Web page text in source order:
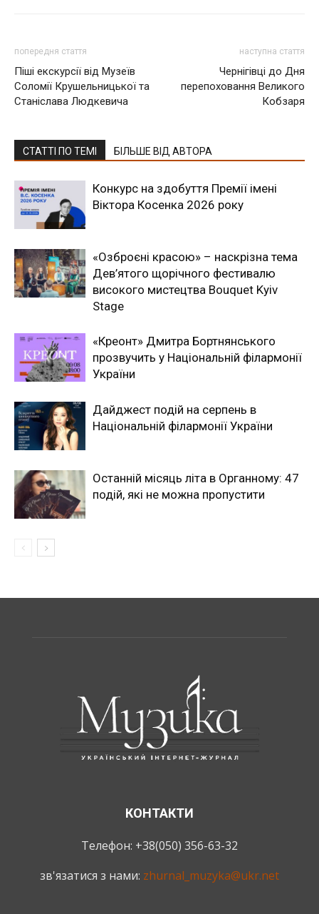
попередня стаття
Піші екскурсії від Музеїв
Соломії Крушельницької та
Станіслава Людкевича
наступна стаття
Чернігівці до Дня
перепоховання Великого
Кобзаря
СТАТТІ ПО ТЕМІ БІЛЬШЕ ВІД АВТОРА
Конкурс на здобуття Премії імені
Віктора Косенка 2026 року
«Озброєні красою» – наскрізна тема
Дев’ятого щорічного фестивалю
високого мистецтва Bouquet Kyiv
Stage
«Креонт» Дмитра Бортнянського
прозвучить у Національній філармонії
України
Дайджест подій на серпень в
Національній філармонії України
Останній місяць літа в Органному: 47
подій, які не можна пропустити
КОНТАКТИ
Телефон: +38(050) 356-63-32
зв'язатися з нами: zhurnal_muzyka@ukr.net